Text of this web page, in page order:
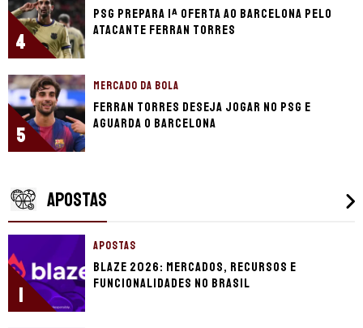
4
PSG prepara 1ª oferta ao Barcelona pelo
atacante Ferran Torres
5
MERCADO DA BOLA
Ferran Torres deseja jogar no PSG e
aguarda o Barcelona
APOSTAS
1
APOSTAS
Blaze 2026: mercados, recursos e
funcionalidades no Brasil